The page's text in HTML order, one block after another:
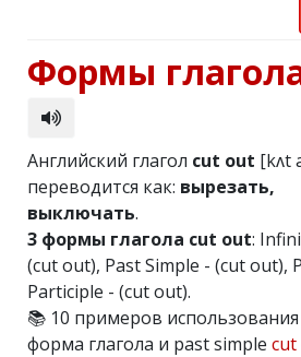
Формы
Английский глагол cut out [kʌt
переводится как: вырезать,
выключать.
3 формы глагола cut out:
(cut out), Past Simple - (cut out),
Participle - (cut out).
📚 10 примеров использования
форма глагола и past simple